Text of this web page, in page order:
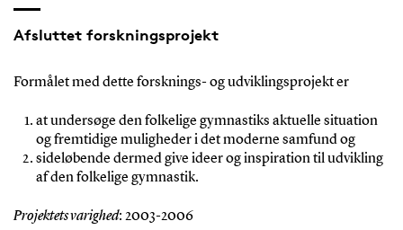
Afsluttet forskningsprojekt
Formålet med dette forsknings- og udviklingsprojekt er
at undersøge den folkelige gymnastiks aktuelle situation
og fremtidige muligheder i det moderne samfund og
sideløbende dermed give ideer og inspiration til udvikling
af den folkelige gymnastik.
Projektets varighed: 2003-2006